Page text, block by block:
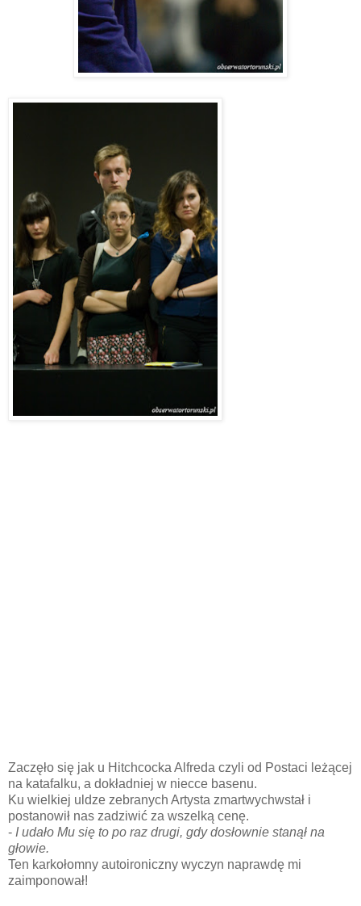
Zaczęło się jak u Hitchcocka Alfreda czyli od Postaci leżącej
na katafalku, a dokładniej w niecce basenu.
Ku wielkiej uldze zebranych Artysta zmartwychwstał i
postanowił nas zadziwić za wszelką cenę.
- I udało Mu się to po raz drugi, gdy dosłownie stanął na
głowie.
Ten karkołomny autoironiczny wyczyn naprawdę mi
zaimponował!